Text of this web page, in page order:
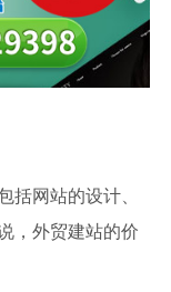
括网站的设计、
，外贸建站的价